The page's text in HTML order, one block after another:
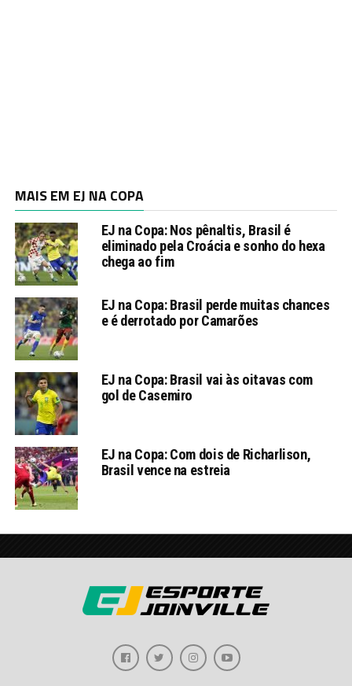
MAIS EM EJ NA COPA
EJ na Copa: Nos pênaltis, Brasil é
eliminado pela Croácia e sonho do hexa
chega ao fim
EJ na Copa: Brasil perde muitas chances
e é derrotado por Camarões
EJ na Copa: Brasil vai às oitavas com
gol de Casemiro
EJ na Copa: Com dois de Richarlison,
Brasil vence na estreia